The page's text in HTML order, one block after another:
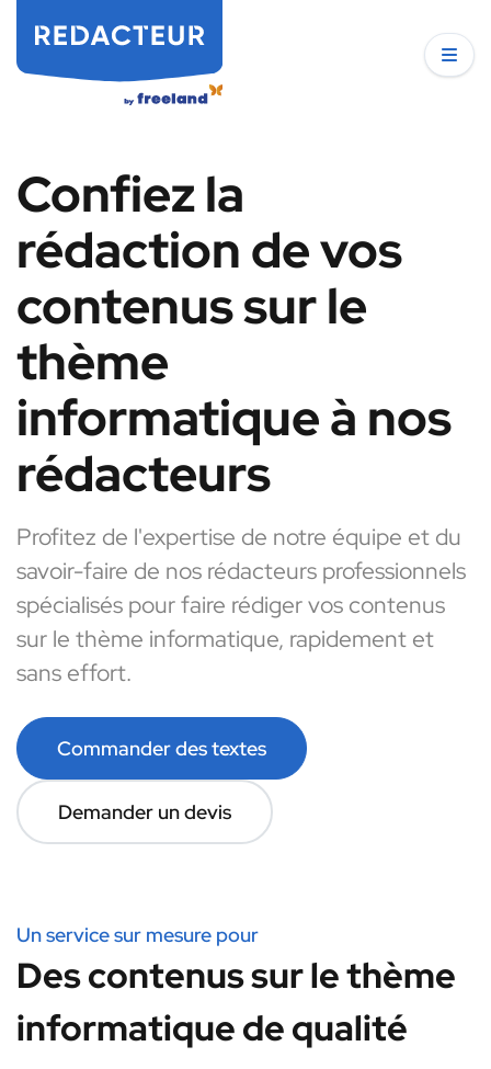
Confiez la
rédaction de vos
contenus sur le
thème
informatique à nos
rédacteurs
Profitez de l'expertise de notre équipe et du
savoir-faire de nos rédacteurs professionnels
spécialisés pour faire rédiger vos contenus
sur le thème informatique, rapidement et
sans effort.
Commander des textes
Demander un devis
Un service sur mesure pour
Des contenus sur le thème
informatique de qualité